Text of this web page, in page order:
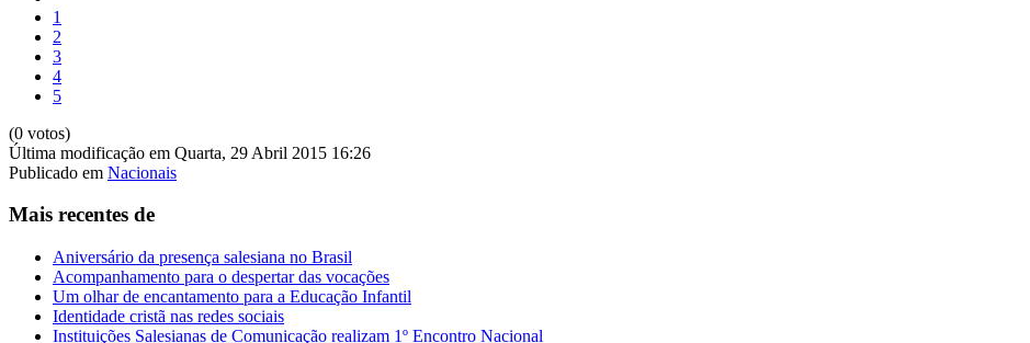
1
2
3
4
5
(0 votos)
Última modificação em Quarta, 29 Abril 2015 16:26
Publicado em Nacionais
Mais recentes de
Aniversário da presença salesiana no Brasil
Acompanhamento para o despertar das vocações
Um olhar de encantamento para a Educação Infantil
Identidade cristã nas redes sociais
Instituições Salesianas de Comunicação realizam 1º Encontro Nacional